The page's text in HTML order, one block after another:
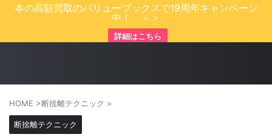
本の高額買取のバリューブックスで19周年キャンペーン
中！ ＞＞
詳細はこちら
HOME >断捨離テクニック >
断捨離テクニック